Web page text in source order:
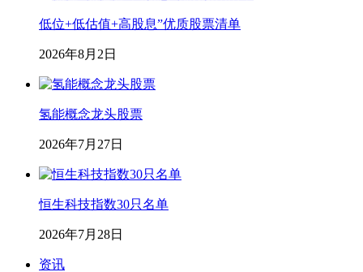
低位+低估值+高股息”优质股票清单
2026年8月2日
氢能概念龙头股票
2026年7月27日
恒生科技指数30只名单
2026年7月28日
资讯